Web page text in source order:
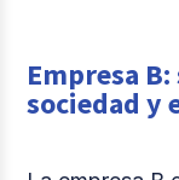
Empresa
sociedad y